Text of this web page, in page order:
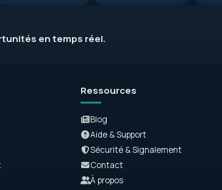
en temps réel.
Ressources
Blog
Aide & Support
Sécurité & Signalement
Contact
À propos